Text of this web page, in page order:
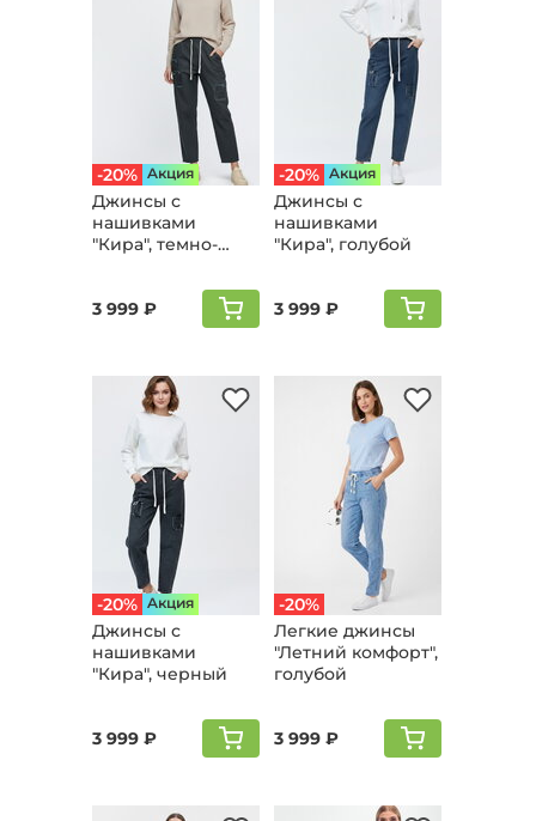
-20% Aкция
Джинсы с
нашивками
"Кира", темно-
3 999 ₽
-20% Aкция
Джинсы с
нашивками
"Кира", голубой
3 999 ₽
-20% Aкция
Джинсы с
нашивками
"Кира", черный
3 999 ₽
-20%
Легкие джинсы
"Летний комфорт",
голубой
3 999 ₽